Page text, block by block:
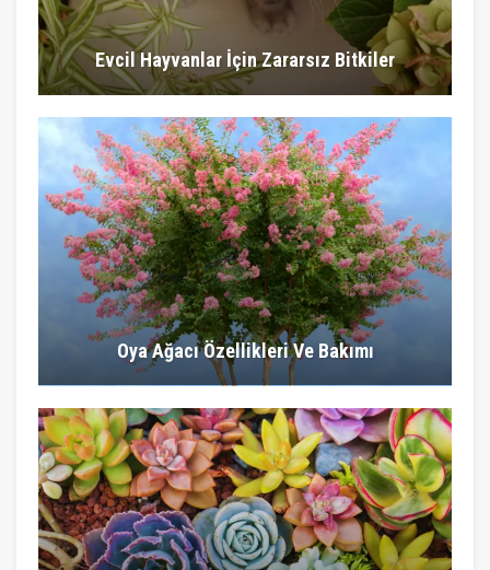
Evcil Hayvanlar İçin Zararsız Bitkiler
Oya Ağacı Özellikleri Ve Bakımı